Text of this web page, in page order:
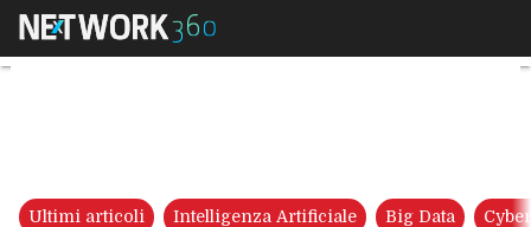
IA generativa e sviluppo
Ultimi articoli Intelligenza Artificiale Big Data